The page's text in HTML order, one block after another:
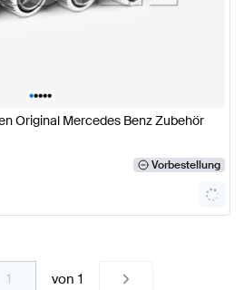
•••••
Original Mercedes Benz Zubehör
Vorbestellung
von1